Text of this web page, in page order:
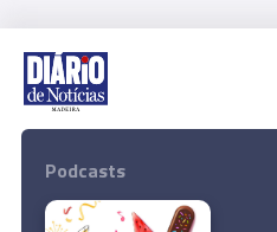
Rua Dr. Fernão de Ornelas, 56 - 3º
291 202 300
Podcasts